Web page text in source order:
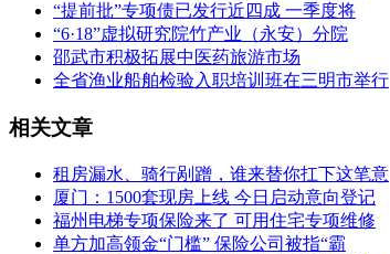
“提前批”专项债已发行近四成 一季度将
“6·18”虚拟研究院竹产业（永安）分院
邵武市积极拓展中医药旅游市场
全省渔业船舶检验入职培训班在三明市举行
相关文章
租房漏水、骑行剐蹭，谁来替你扛下这笔意
厦门：1500套现房上线 今日启动意向登记
福州电梯专项保险来了 可用住宅专项维修
单方加高领金“门槛” 保险公司被指“霸